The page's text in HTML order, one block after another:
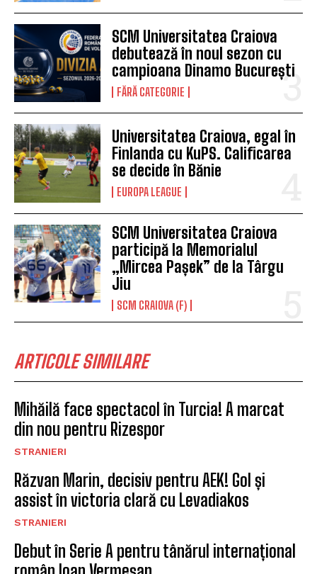
SCM Universitatea Craiova
debutează în noul sezon cu
campioana Dinamo București
FĂRĂ CATEGORIE
Universitatea Craiova, egal în
Finlanda cu KuPS. Calificarea
se decide în Bănie
EUROPA LEAGUE
SCM Universitatea Craiova
participă la Memorialul
„Mircea Pașek” de la Târgu
Jiu
SCM CRAIOVA (F)
ARTICOLE SIMILARE
Mihăilă face spectacol în Turcia! A marcat
din nou pentru Rizespor
STRANIERI
Răzvan Marin, decisiv pentru AEK! Gol și
assist în victoria clară cu Levadiakos
STRANIERI
Debut în Serie A pentru tânărul internațional